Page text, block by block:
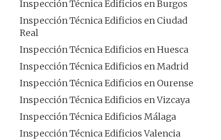
Inspección Técnica Edificios en Burgos
Inspección Técnica Edificios en Ciudad
Real
Inspección Técnica Edificios en Huesca
Inspección Técnica Edificios en Madrid
Inspección Técnica Edificios en Ourense
Inspección Técnica Edificios en Vizcaya
Inspección Técnica Edificios Málaga
Inspección Técnica Edificios Valencia